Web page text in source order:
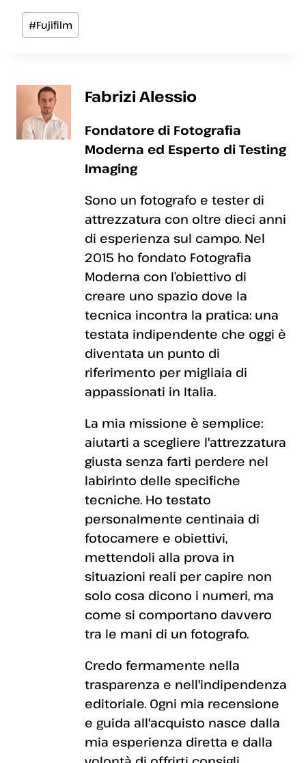
Tag
articolo:
#Fujifilm
Fabrizi Alessio
Fondatore di Fotografia
Moderna ed Esperto di Testing
Imaging
Sono un fotografo e tester di
attrezzatura con oltre dieci anni
di esperienza sul campo. Nel
2015 ho fondato Fotografia
Moderna con l’obiettivo di
creare uno spazio dove la
tecnica incontra la pratica: una
testata indipendente che oggi è
diventata un punto di
riferimento per migliaia di
appassionati in Italia.
La mia missione è semplice:
aiutarti a scegliere l'attrezzatura
giusta senza farti perdere nel
labirinto delle specifiche
tecniche. Ho testato
personalmente centinaia di
fotocamere e obiettivi,
mettendoli alla prova in
situazioni reali per capire non
solo cosa dicono i numeri, ma
come si comportano davvero
tra le mani di un fotografo.
Credo fermamente nella
trasparenza e nell'indipendenza
editoriale. Ogni mia recensione
e guida all'acquisto nasce dalla
mia esperienza diretta e dalla